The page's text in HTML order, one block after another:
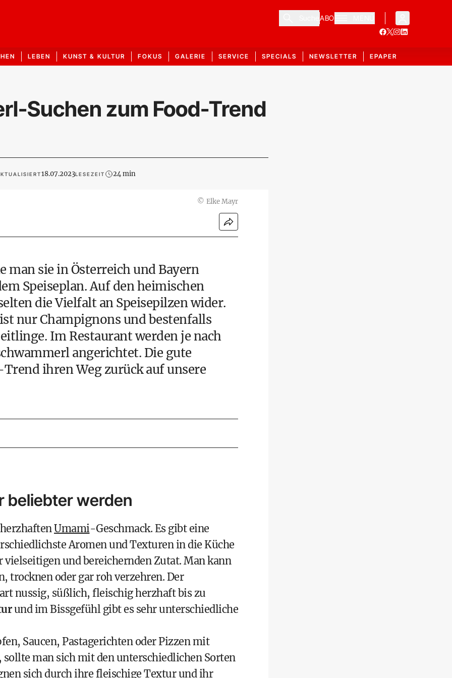
ABO
LEBEN KUNST & KULTUR FOKUS GALERIE SERVICE SPECIALS NEWSLETTER EPAPER
Suchen zum Food-Trend
18.07.2023LESEZEIT 24 min
© Elke Mayr
man sie in Österreich und Bayern
Speiseplan. Auf den heimischen
die Vielfalt an Speisepilzen wider.
nur Champignons und bestenfalls
Im Restaurant werden je nach
angerichtet. Die gute
ihren Weg zurück auf unsere
beliebter werden
Umami-Geschmack. Es gibt eine
Aromen und Texturen in die Küche
vielseitigen und bereichernden Zutat. Man kann
trocknen oder gar roh verzehren. Der
nussig, süßlich, fleischig herzhaft bis zu
und im Bissgefühl gibt es sehr unterschiedliche
Saucen, Pastagerichten oder Pizzen mit
man sich mit den unterschiedlichen Sorten
sich durch ihre fleischige Textur und ihr